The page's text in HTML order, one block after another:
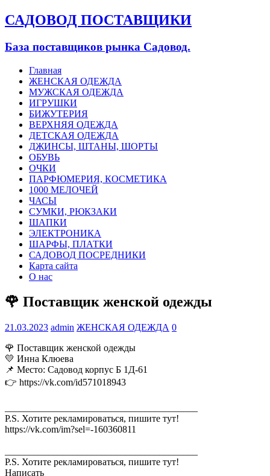
САДОВОД ПОСТАВЩИКИ
База поставщиков рынка Садовод.
Главная
ЖЕНСКАЯ ОДЕЖДА
МУЖСКАЯ ОДЕЖДА
ИГРУШКИ
БИЖУТЕРИЯ
ВЕРХНЯЯ ОДЕЖДА
ДЕТСКАЯ ОДЕЖДА
ДЖИНСЫ, ШТАНЫ, ШОРТЫ
ОБУВЬ
ОЧКИ
ПАРФЮМЕРИЯ, КОСМЕТИКА
1000 МЕЛОЧЕЙ
ЧАСЫ
СУМКИ, РЮКЗАКИ
ШАПКИ
ЭЛЕКТРОНИКА
ШАРФЫ, ПЛАТКИ
САДОВОД ПОСРЕДНИКИ
Карта сайта
О нас
🌹 Поставщик женской одежды
21.03.2023 admin ЖЕНСКАЯ ОДЕЖДА 0
🌹 Поставщик женской одежды
💛 Инна Клюева
📌 Место: Садовод корпус Б 1Д-61
👉 https://vk.com/id571018943
P.S. Хотите рекламироваться, пишите тут!
https://vk.com/im?sel=-160360811
P.S. Хотите рекламироваться, пишите тут!
Написать